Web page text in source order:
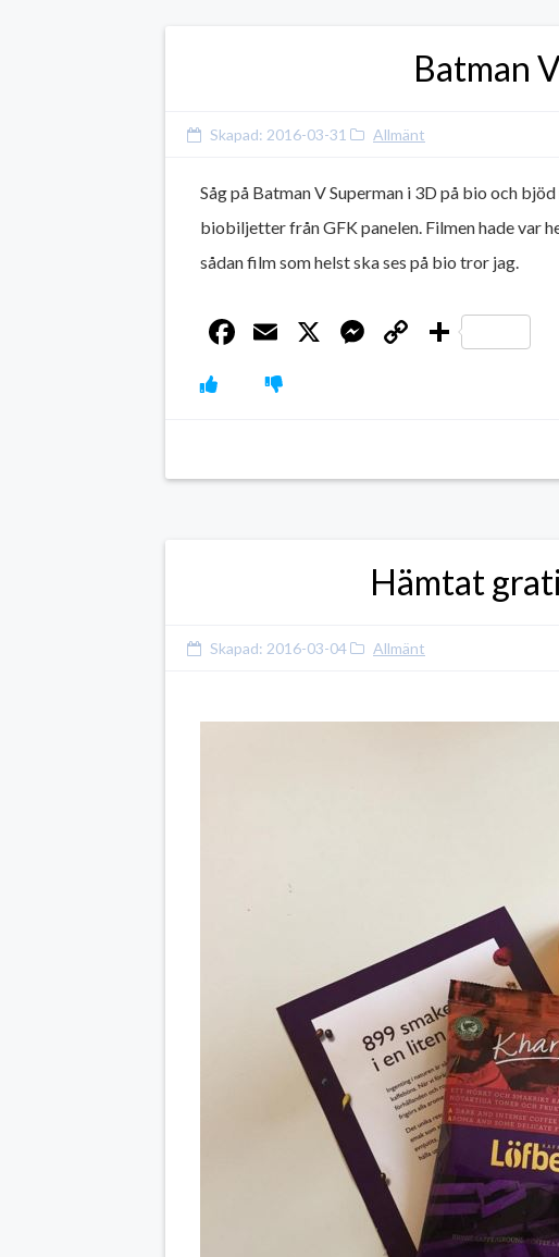
Batman
Skapad: 2016-03-31 Allmänt
Såg på Batman V Superman i 3D på bio och
biobiljetter från GFK panelen. Filmen hade var
sådan film som helst ska ses på bio tror jag.
Facebook
Email
X Messenger
CopyDela
Hämtat
Skapad: 2016-03-04 Allmänt